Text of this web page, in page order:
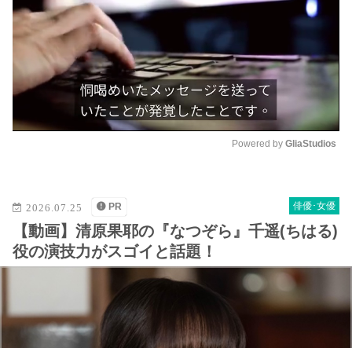
Powered by GliaStudios
俳優･女優
2026.07.25 PR
【動画】清原果耶の『なつぞら』千遥(ちはる)
役の演技力がスゴイと話題！